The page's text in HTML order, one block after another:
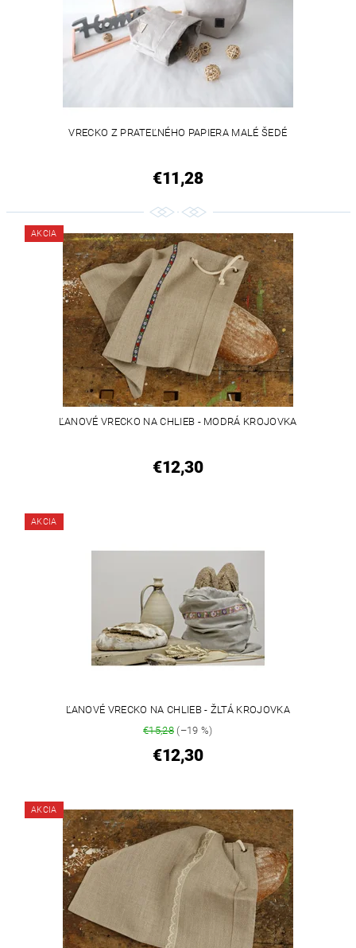
VRECKO Z PRATEĽNÉHO PAPIERA MALÉ ŠEDÉ
€11,28
AKCIA
ĽANOVÉ VRECKO NA CHLIEB - MODRÁ KROJOVKA
€12,30
AKCIA
ĽANOVÉ VRECKO NA CHLIEB - ŽLTÁ KROJOVKA
€15,28(–19 %)
€12,30
AKCIA